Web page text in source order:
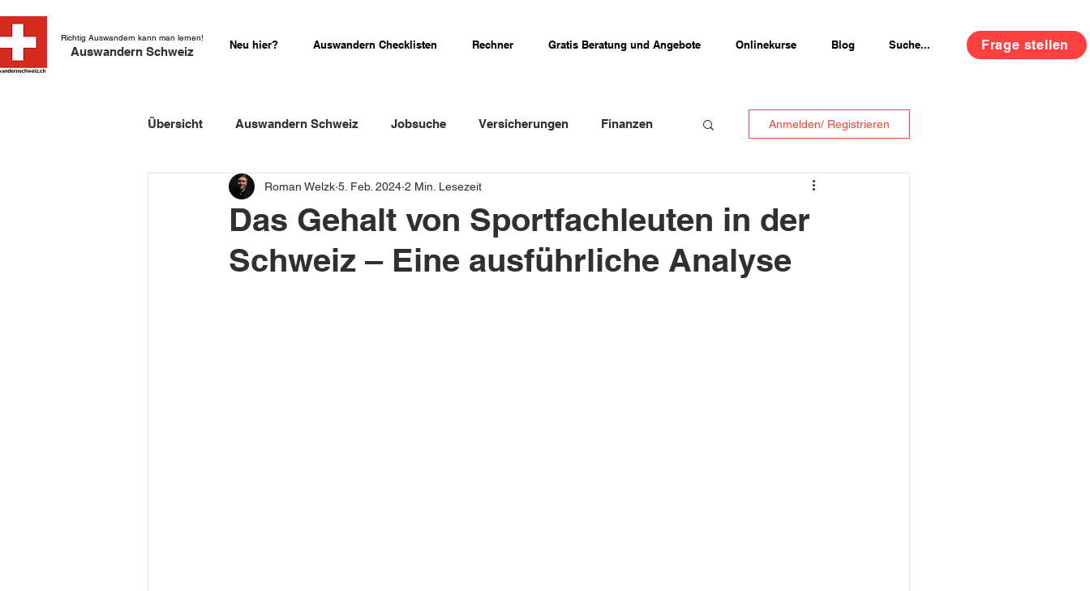
Richtig Auswandern kann man lernen!
Auswandern Schweiz Neu hier? Auswandern Checklisten Rechner Gratis Beratung und Angebote Onlinekurse Blog Suche... Frage stellen
Übersicht Auswandern Schweiz Jobsuche Versicherungen Finanzen
Einbürgerung Schweiz Schweizer Firmenportraits
Schweizer Kurzgeschichten Erfahrungsberichte
Anmelden/ Registrieren
Das Gehalt von Sportfachleuten in der
Schweiz – Eine ausführliche Analyse
Roman Welzk 5. Feb. 2024 2 Min. Lesezeit